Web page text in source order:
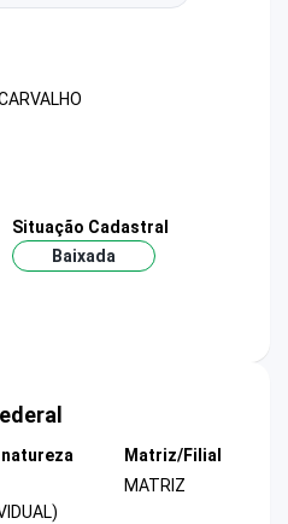
Situação Cadastral
Baixada
Matriz/Filial
MATRIZ